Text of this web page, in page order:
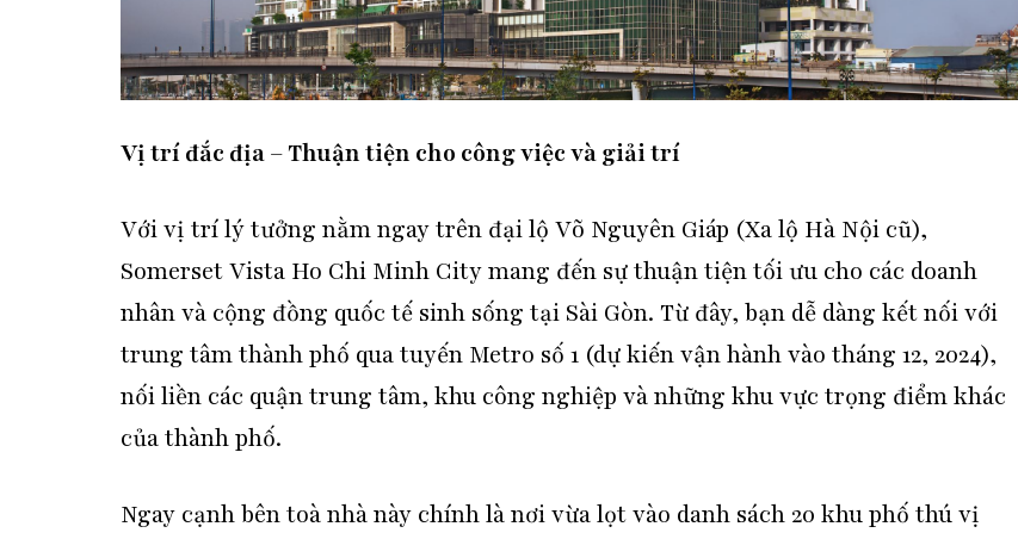
Vị trí đắc địa – Thuận tiện cho công việc và giải trí
Với vị trí lý tưởng nằm ngay trên đại lộ Võ Nguyên Giáp (Xa lộ Hà Nội cũ),
Somerset Vista Ho Chi Minh City mang đến sự thuận tiện tối ưu cho các doanh
nhân và cộng đồng quốc tế sinh sống tại Sài Gòn. Từ đây, bạn dễ dàng kết nối với
trung tâm thành phố qua tuyến Metro số 1 (dự kiến vận hành vào tháng 12, 2024),
nối liền các quận trung tâm, khu công nghiệp và những khu vực trọng điểm khác
của thành phố.
Ngay cạnh bên toà nhà này chính là nơi vừa lọt vào danh sách 20 khu phố thú vị